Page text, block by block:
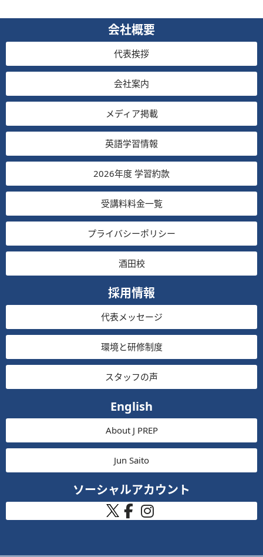
会社概要
代表挨拶
会社案内
メディア掲載
英語学習情報
2026年度 学習約款
受講料料金一覧
プライバシーポリシー
酒田校
採用情報
代表メッセージ
環境と研修制度
スタッフの声
English
About J PREP
Jun Saito
ソーシャルアカウント